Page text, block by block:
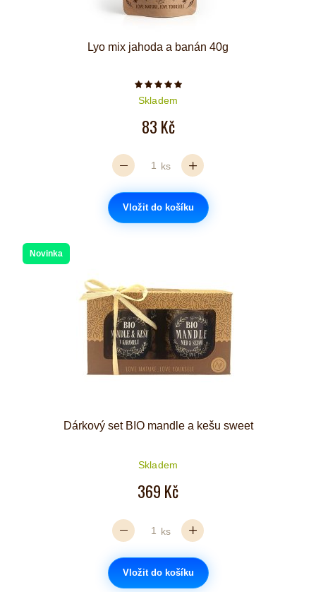
Lyo mix jahoda a banán 40g
Počet hvězdiček je 5 z 5
Skladem
83 Kč
ks
Vložit do košíku
Novinka
Dárkový set BIO mandle a kešu sweet
Skladem
369 Kč
ks
Vložit do košíku